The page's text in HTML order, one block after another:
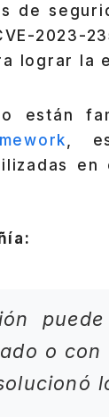
de
2023-
lograr la
están
,
o